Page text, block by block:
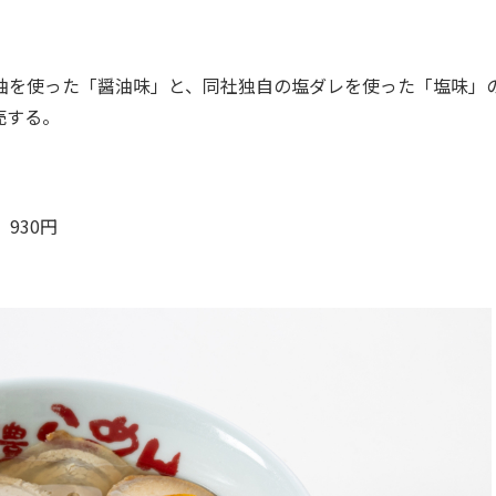
使った「醤油味」と、同社独自の塩ダレを使った「塩味」
る。
930円